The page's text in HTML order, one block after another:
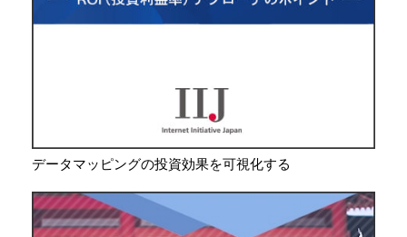
データマッピングの投資効果を可視化する